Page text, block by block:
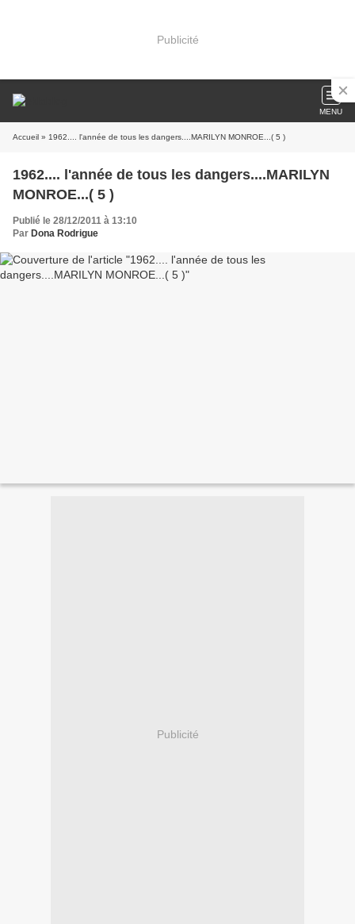
Publicité
MENU
Accueil » 1962.... l'année de tous les dangers....MARILYN MONROE...( 5 )
1962.... l'année de tous les dangers....MARILYN
MONROE...( 5 )
Publié le 28/12/2011 à 13:10
Par Dona Rodrigue
Publicité